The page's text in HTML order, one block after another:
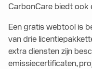
CarbonCare biedt ook
Een gratis webtool is
van drie
extra diensten zijn
emissiecertificaten,